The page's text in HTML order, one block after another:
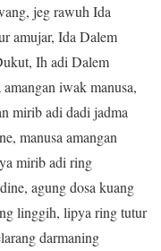
jeg rawuh Ida
amujar, Ida Dalem
Ih adi Dalem
iwak manusa,
mirib adi dadi jadma
manusa amangan
mirib adi ring
agung dosa kuang
linggih, lipya ring tutur
darmaning